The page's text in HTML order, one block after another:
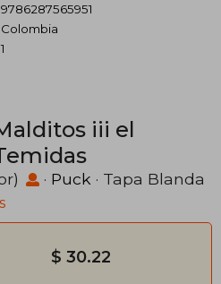
9786287565951
Colombia
1
iii el
· Puck · Tapa Blanda
$ 30.22